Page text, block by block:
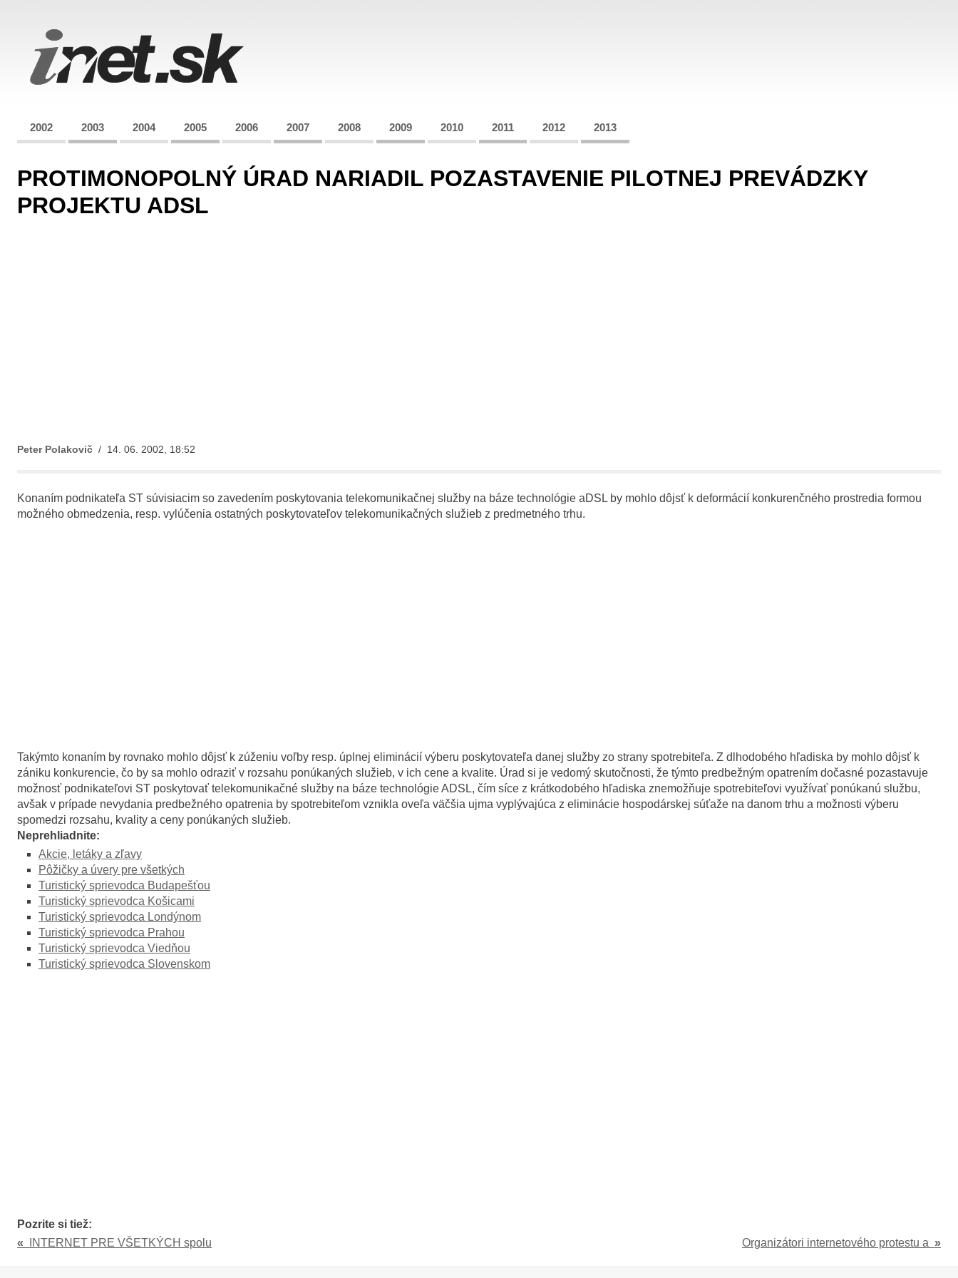
2002 2003 2004 2005 2006 2007 2008 2009 2010 2011 2012 2013
PROTIMONOPOLNÝ ÚRAD NARIADIL POZASTAVENIE PILOTNEJ PREVÁDZKY
PROJEKTU ADSL
Peter Polakovič / 14. 06. 2002, 18:52
Konaním podnikateľa ST súvisiacim so zavedením poskytovania telekomunikačnej služby na báze technológie aDSL by mohlo dôjsť k deformácií konkurenčného prostredia formou
možného obmedzenia, resp. vylúčenia ostatných poskytovateľov telekomunikačných služieb z predmetného trhu.
Takýmto konaním by rovnako mohlo dôjsť k zúženiu voľby resp. úplnej eliminácií výberu poskytovateľa danej služby zo strany spotrebiteľa. Z dlhodobého hľadiska by mohlo dôjsť k
zániku konkurencie, čo by sa mohlo odraziť v rozsahu ponúkaných služieb, v ich cene a kvalite. Úrad si je vedomý skutočnosti, že týmto predbežným opatrením dočasné pozastavuje
možnosť podnikateľovi ST poskytovať telekomunikačné služby na báze technológie ADSL, čím síce z krátkodobého hľadiska znemožňuje spotrebiteľovi využívať ponúkanú službu,
avšak v prípade nevydania predbežného opatrenia by spotrebiteľom vznikla oveľa väčšia ujma vyplývajúca z eliminácie hospodárskej súťaže na danom trhu a možnosti výberu
spomedzi rozsahu, kvality a ceny ponúkaných služieb.
Neprehliadnite:
Akcie, letáky a zľavy
Pôžičky a úvery pre všetkých
Turistický sprievodca Budapešťou
Turistický sprievodca Košicami
Turistický sprievodca Londýnom
Turistický sprievodca Prahou
Turistický sprievodca Viedňou
Turistický sprievodca Slovenskom
Pozrite si tiež:
« INTERNET PRE VŠETKÝCH spolu Organizátori internetového protestu a »